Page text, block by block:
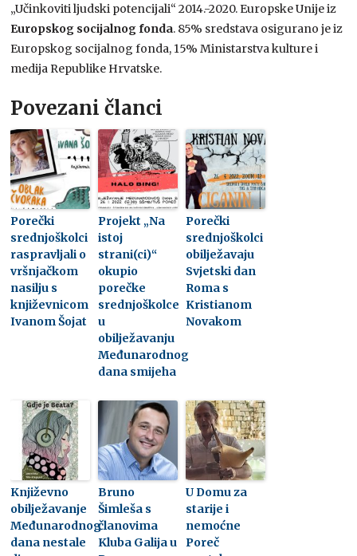
„Učinkoviti ljudski potencijali“ 2014.-2020. Europske Unije iz
Europskog socijalnog fonda. 85% sredstava osigurano je iz
Europskog socijalnog fonda, 15% Ministarstva kulture i
medija Republike Hrvatske.
Povezani članci
Porečki
srednjoškolci
raspravljali o
vršnjačkom
nasilju s
književnicom
Ivanom Šojat
Projekt „Na
istoj
strani(ci)“
okupio
porečke
srednjoškolce
u
obilježavanju
Međunarodnog
dana smijeha
Porečki
srednjoškolci
obilježavaju
Svjetski dan
Roma s
Kristianom
Novakom
Književno
obilježavanje
Međunarodnog
dana nestale
Bruno
Šimleša s
članovima
Kluba Galija u
U Domu za
starije i
nemoćne
Poreč